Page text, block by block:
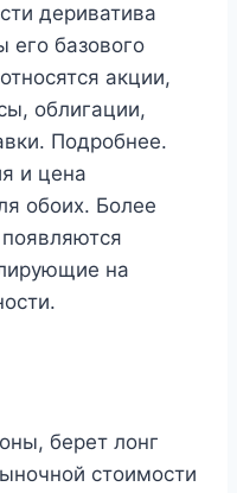
дериватива
его базового
акции,
облигации,
Подробнее.
и цена
обоих. Более
появляются
на
берет лонг
стоимости